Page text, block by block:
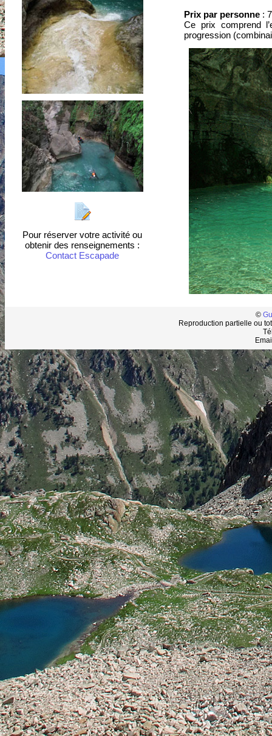
Pour réserver votre activité ou
obtenir des renseignements :
Contact Escapade
Prix par personne :
Ce prix comprend
progression
©
Reproduction partielle ou